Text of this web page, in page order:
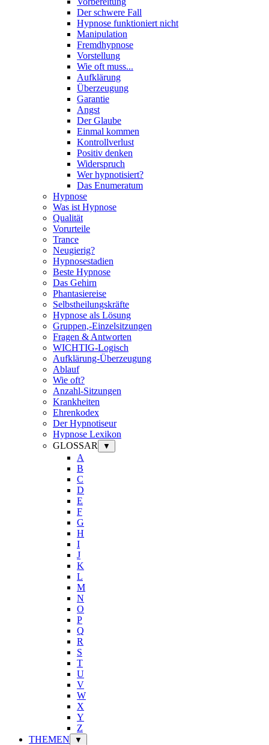
Der schwere Fall
Hypnose funktioniert nicht
Manipulation
Fremdhypnose
Vorstellung
Wie oft muss...
Aufklärung
Überzeugung
Garantie
Angst
Der Glaube
Einmal kommen
Kontrollverlust
Positiv denken
Widerspruch
Wer hypnotisiert?
Das Enumeratum
Hypnose
Was ist Hypnose
Qualität
Vorurteile
Trance
Neugierig?
Hypnosestadien
Beste Hypnose
Das Gehirn
Phantasiereise
Selbstheilungskräfte
Hypnose als Lösung
Gruppen,-Einzelsitzungen
Fragen & Antworten
WICHTIG-Logisch
Aufklärung-Überzeugung
Ablauf
Wie oft?
Anzahl-Sitzungen
Krankheiten
Ehrenkodex
Der Hypnotiseur
Hypnose Lexikon
GLOSSAR
▼
A
B
C
D
E
F
G
H
I
J
K
L
M
N
O
P
Q
R
S
T
U
V
W
X
Y
Z
THEMEN
▼